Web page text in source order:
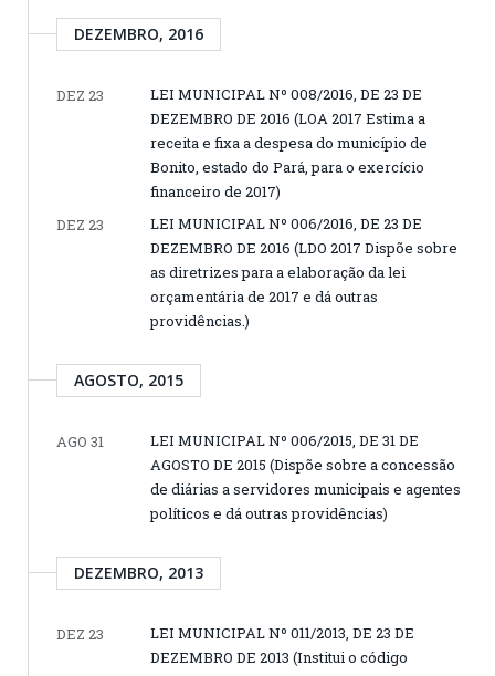
DEZEMBRO, 2016
DEZ 23
LEI MUNICIPAL Nº 008/2016, DE 23 DE
DEZEMBRO DE 2016 (LOA 2017 Estima a
receita e fixa a despesa do município de
Bonito, estado do Pará, para o exercício
financeiro de 2017)
DEZ 23
LEI MUNICIPAL Nº 006/2016, DE 23 DE
DEZEMBRO DE 2016 (LDO 2017 Dispõe sobre
as diretrizes para a elaboração da lei
orçamentária de 2017 e dá outras
providências.)
AGOSTO, 2015
AGO 31
LEI MUNICIPAL Nº 006/2015, DE 31 DE
AGOSTO DE 2015 (Dispõe sobre a concessão
de diárias a servidores municipais e agentes
políticos e dá outras providências)
DEZEMBRO, 2013
DEZ 23
LEI MUNICIPAL Nº 011/2013, DE 23 DE
DEZEMBRO DE 2013 (Institui o código